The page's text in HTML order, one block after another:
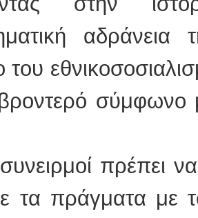
αδράνεια
του
σύμφωνο
πρέπει
τα πράγματα με